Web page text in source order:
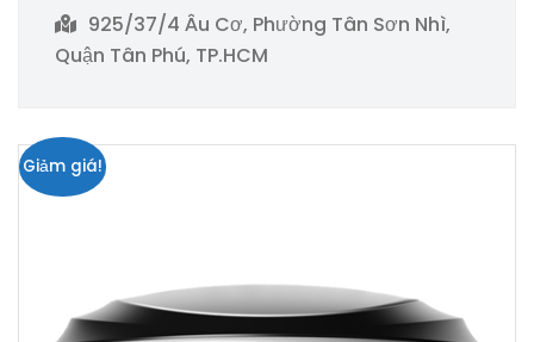
925/37/4 Âu Cơ, Phường Tân Sơn Nhì,
Quận Tân Phú, TP.HCM
Giảm giá!